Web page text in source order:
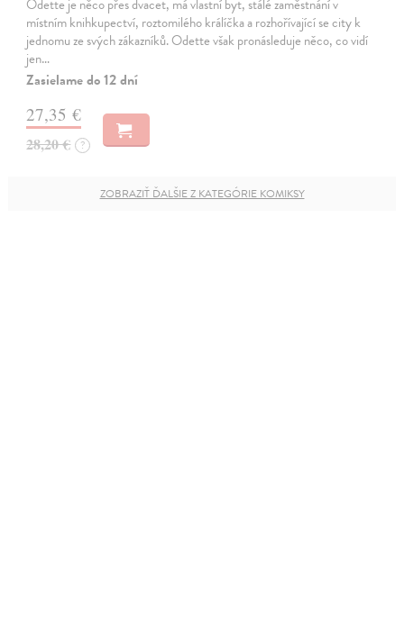
Odette je něco přes dvacet, má vlastní byt, stálé zaměstnání v
místním knihkupectví, roztomilého králíčka a rozhořívající se city k
jednomu ze svých zákazníků. Odette však pronásleduje něco, co vidí
jen…
Zasielame do 12 dní
27,35 €
28,20 € ?
ZOBRAZIŤ ĎALŠIE Z KATEGÓRIE KOMIKSY